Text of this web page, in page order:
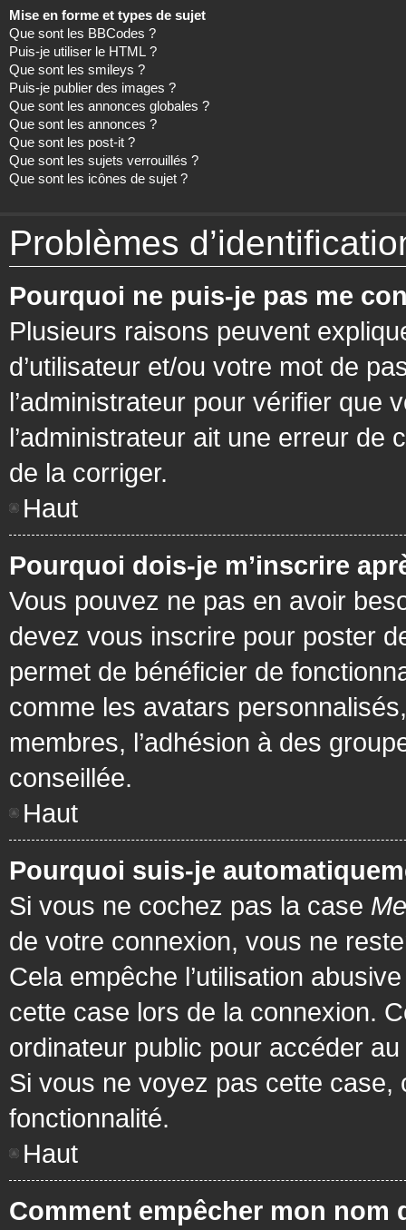
Mise en forme et types de sujet
Que sont les BBCodes ?
Puis-je utiliser le HTML ?
Que sont les smileys ?
Puis-je publier des images ?
Que sont les annonces globales ?
Que sont les annonces ?
Que sont les post-it ?
Que sont les sujets verrouillés ?
Que sont les icônes de sujet ?
Problèmes
Pourquoi ne puis-je pas me
Plusieurs raisons peuvent
d’utilisateur et/ou votre mot de
l’administrateur pour vérifier que
l’administrateur ait une erreur de
de la corriger.
Haut
Pourquoi dois-je m’inscrire
Vous pouvez ne pas en avoir
devez vous inscrire pour poster
permet de bénéficier de
comme les avatars
membres, l’adhésion à des
conseillée.
Haut
Pourquoi suis-je
Si vous ne cochez pas la case
de votre connexion, vous ne
Cela empêche l’utilisation
cette case lors de la connexion.
ordinateur public pour accéder
Si vous ne voyez pas cette case,
fonctionnalité.
Haut
Comment empêcher mon nom